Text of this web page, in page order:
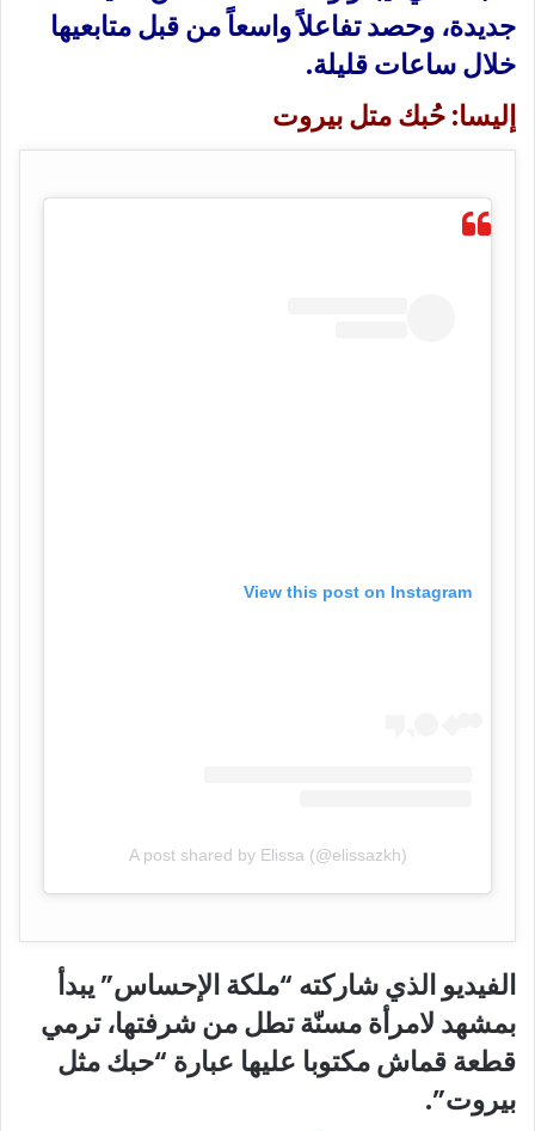
جديدة، وحصد تفاعلاً واسعاً من قبل متابعيها
خلال ساعات قليلة.
إليسا: حُبك متل بيروت
View this post on Instagram
A post shared by Elissa (@elissazkh)
الفيديو الذي شاركته “ملكة الإحساس” يبدأ
بمشهد لامرأة مسنّة تطل من شرفتها، ترمي
قطعة قماش مكتوبا عليها عبارة “حبك مثل
بيروت”.